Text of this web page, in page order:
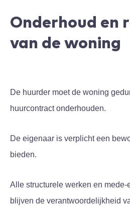
Onderhoud en
van de woning
De huurder moet de woning
huurcontract onderhouden.
De eigenaar is verplicht een
bieden.
Alle structurele werken en
blijven de verantwoordelijkheid